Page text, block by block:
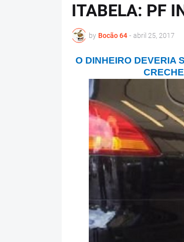
ITABELA: PF
by Bocão 64 - abril 25, 2017
O DINHEIRO DEVERIA